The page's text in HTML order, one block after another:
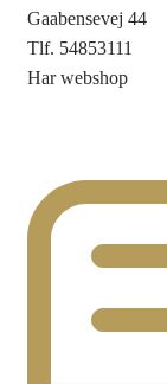
Gaabensevej 44
Tlf. 54853111
Har webshop